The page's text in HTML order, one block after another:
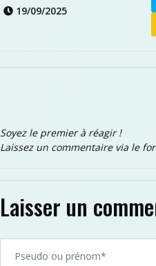
19/09/2025
Soyez le premier à réagir !
Laissez un commentaire via le
Laisser un